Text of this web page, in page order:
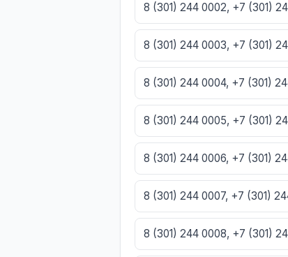
8 (301) 244 0002, +7 (301)
8 (301) 244 0003, +7 (301)
8 (301) 244 0004, +7 (301)
8 (301) 244 0005, +7 (301)
8 (301) 244 0006, +7 (301)
8 (301) 244 0007, +7 (301)
8 (301) 244 0008, +7 (301)